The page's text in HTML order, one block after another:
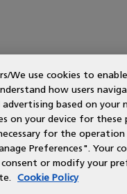
We use cookies to
how users
based on your
on your device for these
for the
Preferences". Your
or modify your
Cookie Policy